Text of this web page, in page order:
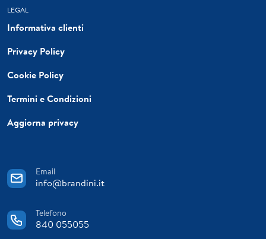
LEGAL
Informativa clienti
Privacy Policy
Cookie Policy
Termini e Condizioni
Aggiorna privacy
Email
info@brandini.it
Telefono
840 055055